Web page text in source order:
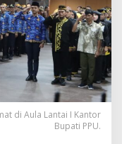
di Aula Lantai I Kantor
Bupati PPU.